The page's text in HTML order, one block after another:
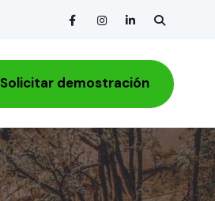
Solicitar demostración